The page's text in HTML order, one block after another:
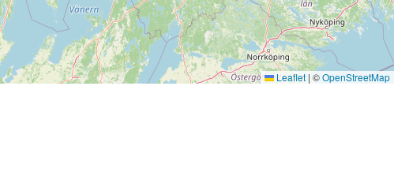
Leaflet | ©OpenStreetMap